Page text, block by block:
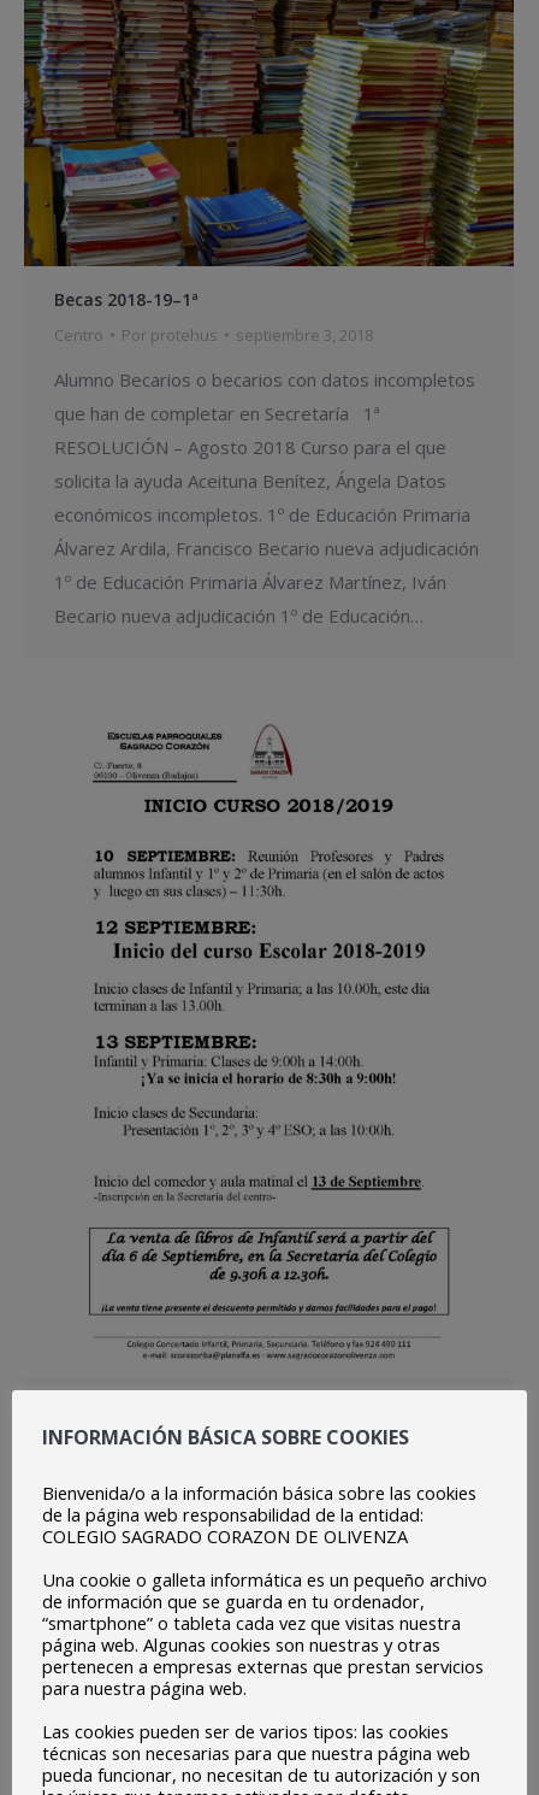
Becas 2018-19–1ª
Centro Por protehus septiembre 3, 2018
Alumno Becarios o becarios con datos incompletos
que han de completar en Secretaría 1ª
RESOLUCIÓN – Agosto 2018 Curso para el que
solicita la ayuda Aceituna Benítez, Ángela Datos
económicos incompletos. 1º de Educación Primaria
Álvarez Ardila, Francisco Becario nueva adjudicación
1º de Educación Primaria Álvarez Martínez, Iván
Becario nueva adjudicación 1º de Educación…
Centro Porprotehus septiembre 3, 2018
10 SEPTIEMBRE: Reunión Profesores y Padres
alumnos Infantil y 1º y 2º de Primaria (en el salón de
SEPTIEMBRE: Inicio del curso Escolar 2018-2019
Inicio clases de Infantil y Primaria; a las 10.00h, este
día terminan a las 13.00h. 13 SEPTIEMBRE: Infantil
y…
INFORMACIÓN BÁSICA SOBRE COOKIES
Bienvenida/o a la información básica sobre las cookies
de la página web responsabilidad de la entidad:
COLEGIO SAGRADO CORAZON DE OLIVENZA
Una cookie o galleta informática es un pequeño archivo
de información que se guarda en tu ordenador,
“smartphone” o tableta cada vez que visitas nuestra
página web. Algunas cookies son nuestras y otras
pertenecen a empresas externas que prestan servicios
para nuestra página web.
Las cookies pueden ser de varios tipos: las cookies
técnicas son necesarias para que nuestra página web
pueda funcionar, no necesitan de tu autorización y son